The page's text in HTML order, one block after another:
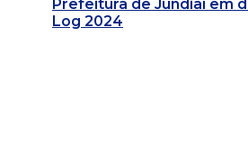
Prefeitura de Jundiaí em
Log 2024